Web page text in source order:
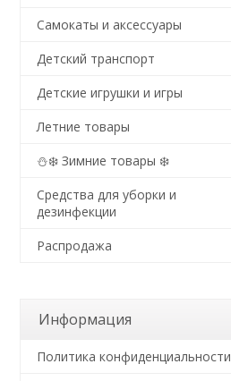
Самокаты и аксессуары
Детский транспорт
Детские игрушки и игры
Летние товары
⛄❄️ Зимние товары ❄️
Средства для уборки и
дезинфекции
Распродажа
Информация
Политика конфиденциальности